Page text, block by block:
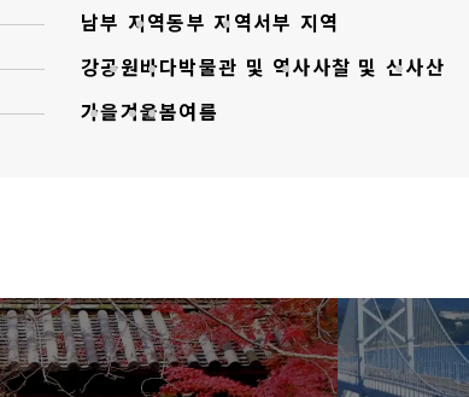
남부 지역동부 지역서부 지역
강공원바다박물관 및 역사사찰 및 신사산
가을겨울봄여름